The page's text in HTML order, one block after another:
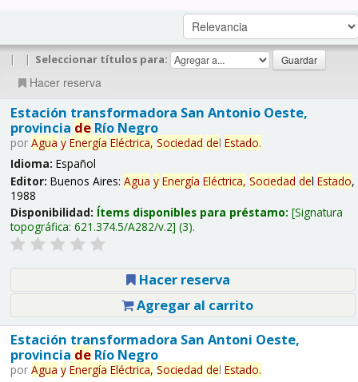
| | Seleccionar títulos para:
Hacer reserva
Estación transformadora San Antonio Oeste,
provincia deRío Negro
por Agua y Energía Eléctrica, Sociedad del Estado.
Idioma: Español
Editor: Buenos Aires: Agua y Energía Eléctrica, Sociedad del Estado,
1988
Disponibilidad: Ítems disponibles para préstamo: Signatura
topográfica: 621.374.5/A282/v.2 (3).
Hacer reserva
Agregar al carrito
Estación transformadora San Antoni Oeste,
provincia deRío Negro
por Agua y Energía Eléctrica, Sociedad del Estado.